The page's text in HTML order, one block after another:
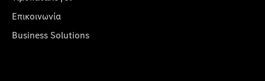
Επικοινωνία
Business Solutions